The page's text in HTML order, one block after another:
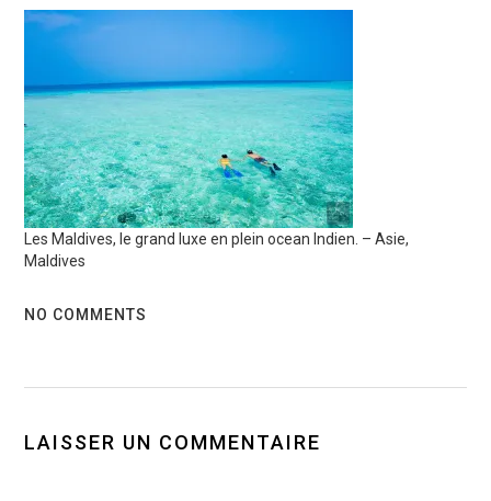
Les Maldives, le grand luxe en plein ocean Indien. – Asie,
Maldives
NO COMMENTS
LAISSER UN COMMENTAIRE